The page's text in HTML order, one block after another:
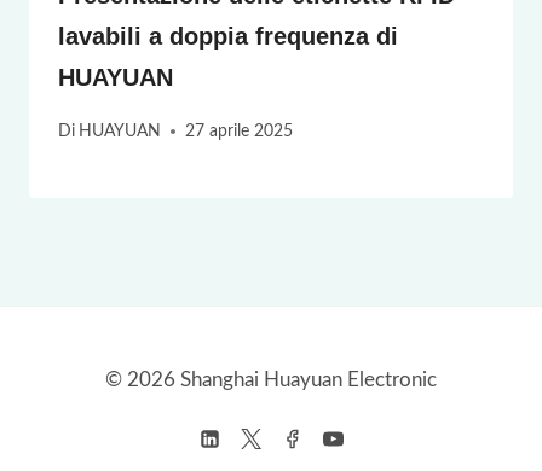
lavabili a doppia frequenza di
HUAYUAN
Di HUAYUAN 27 aprile 2025
© 2026 Shanghai Huayuan Electronic